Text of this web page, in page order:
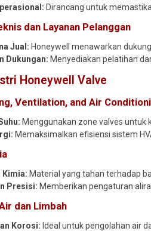
Dirancang untuk
dan Layanan Pelanggan
Jual: Honeywell menawarkan
Dukungan: Menyediakan pelatihan
Honeywell Valve
Ventilation, and Air
Menggunakan zone valves untuk
Memaksimalkan efisiensi sistem
Kimia: Material yang tahan terhadap
Presisi: Memberikan pengaturan
dan Limbah
Korosi: Ideal untuk pengolahan air